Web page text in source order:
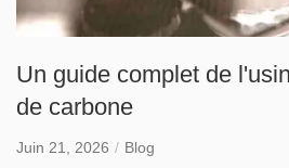
Un guide complet de
de carbone
Juin 21, 2026 Blog